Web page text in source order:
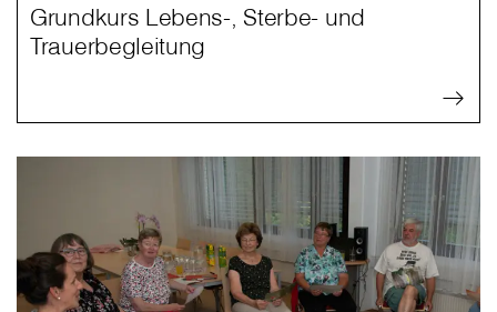
Grundkurs Lebens-, Sterbe- und
Trauerbegleitung